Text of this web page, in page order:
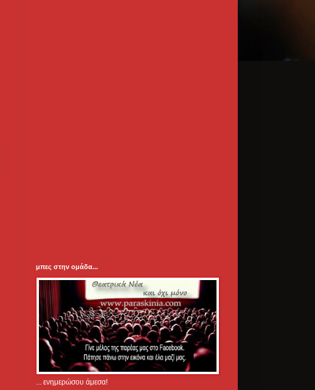
μπες στην ομάδα...
... ενημερώσου άμεσα!